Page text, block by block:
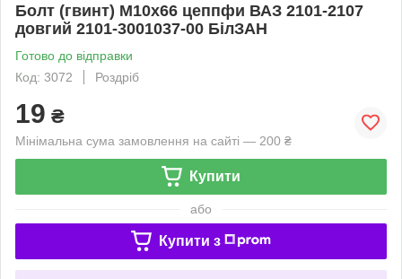
Болт (гвинт) М10х66 цеппфи ВАЗ 2101-2107
довгий 2101-3001037-00 БілЗАН
Готово до відправки
Код: 3072
Роздріб
19 ₴
Мінімальна сума замовлення на сайті — 200 ₴
Купити
або
Купити з